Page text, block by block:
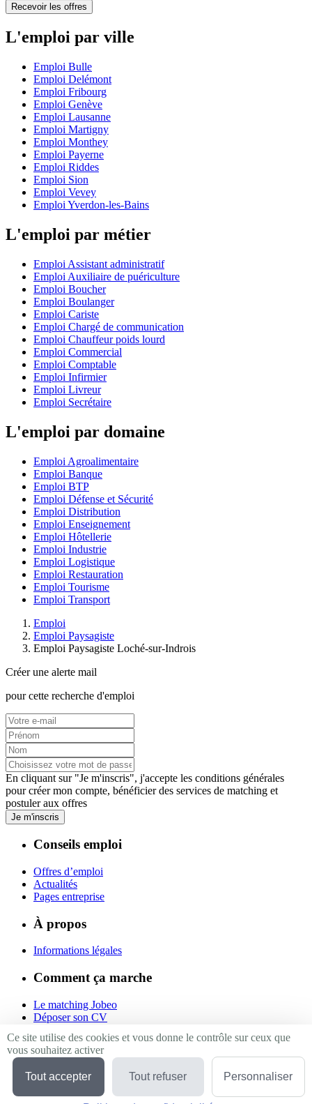
Recevoir les offres
L'emploi par ville
Emploi Bulle
Emploi Delémont
Emploi Fribourg
Emploi Genève
Emploi Lausanne
Emploi Martigny
Emploi Monthey
Emploi Payerne
Emploi Riddes
Emploi Sion
Emploi Vevey
Emploi Yverdon-les-Bains
L'emploi par métier
Emploi Assistant administratif
Emploi Auxiliaire de puériculture
Emploi Boucher
Emploi Boulanger
Emploi Cariste
Emploi Chargé de communication
Emploi Chauffeur poids lourd
Emploi Commercial
Emploi Comptable
Emploi Infirmier
Emploi Livreur
Emploi Secrétaire
L'emploi par domaine
Emploi Agroalimentaire
Emploi Banque
Emploi BTP
Emploi Défense et Sécurité
Emploi Distribution
Emploi Enseignement
Emploi Hôtellerie
Emploi Industrie
Emploi Logistique
Emploi Restauration
Emploi Tourisme
Emploi Transport
Emploi
Emploi Paysagiste
Emploi Paysagiste Loché-sur-Indrois
Créer une alerte mail
pour cette recherche d'emploi
En cliquant sur "Je m'inscris", j'accepte les conditions générales
pour créer mon compte, bénéficier des services de matching et
postuler aux offres
Je m'inscris
Conseils emploi
Offres d’emploi
Actualités
Pages entreprise
À propos
Informations légales
Comment ça marche
Le matching Jobeo
Déposer son CV
Suivez-nous
Linkedin
Facebook
Ce site utilise des cookies et vous donne le contrôle sur ceux que
vous souhaitez activer
Tout accepter Tout refuser Personnaliser